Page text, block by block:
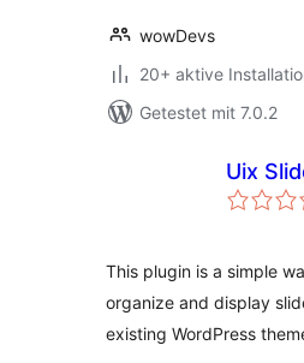
wowDevs
20+ aktive
Getestet mit 7.0.2
Uix
This plugin is a simple
organize and display
existing WordPress